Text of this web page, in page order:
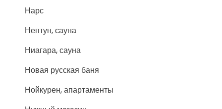
Нарс
Нептун, сауна
Ниагара, сауна
Новая русская баня
Нойкурен, апартаменты